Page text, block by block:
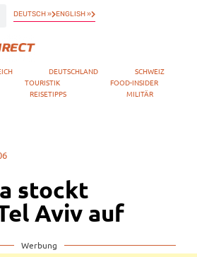
DEUTSCH » ENGLISH »
DEUTSCHLAND
SCHWEIZ
TOURISTIK
FOOD-INSIDER
REISETIPPS MILITÄR
stockt
Aviv auf
Werbung